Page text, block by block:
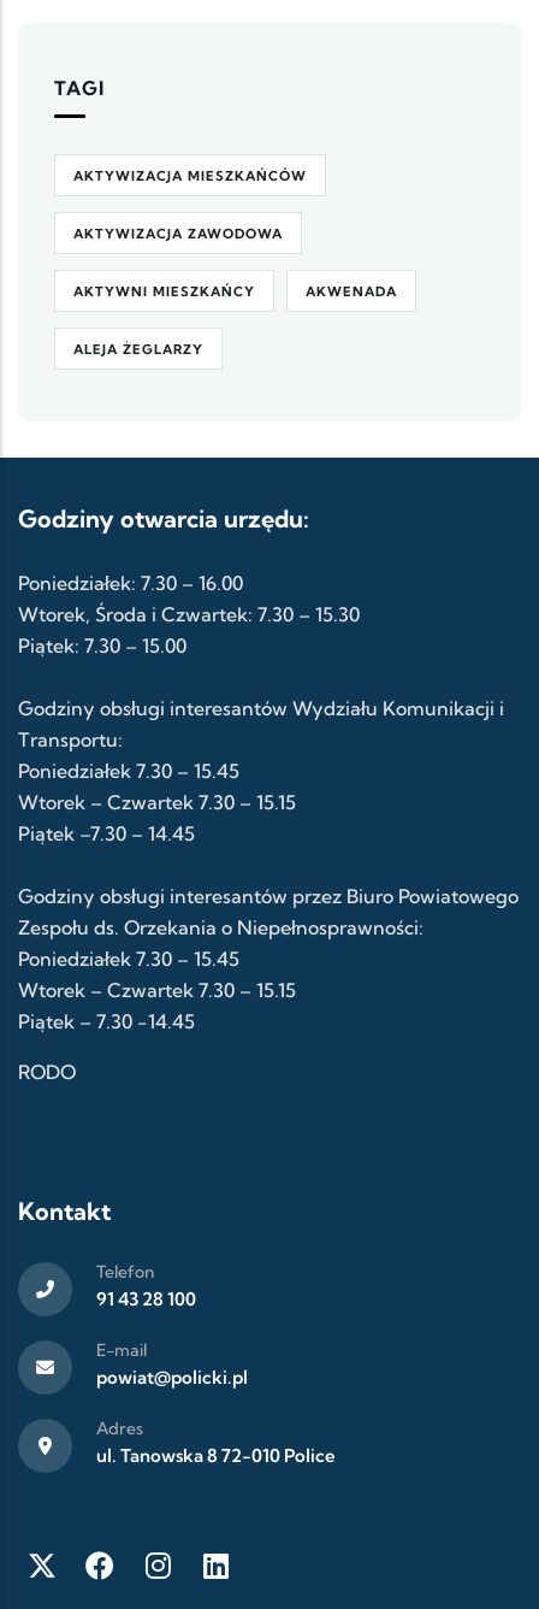
TAGI
AKTYWIZACJA MIESZKAŃCÓW
AKTYWIZACJA ZAWODOWA
AKTYWNI MIESZKAŃCY AKWENADA
ALEJA ŻEGLARZY
Godziny otwarcia urzędu:
Poniedziałek: 7.30 – 16.00
Wtorek, Środa i Czwartek: 7.30 – 15.30
Piątek: 7.30 – 15.00
Godziny obsługi interesantów Wydziału Komunikacji i
Transportu:
Poniedziałek 7.30 – 15.45
Wtorek – Czwartek 7.30 – 15.15
Piątek –7.30 – 14.45
Godziny obsługi interesantów przez Biuro Powiatowego
Zespołu ds. Orzekania o Niepełnosprawności:
Poniedziałek 7.30 – 15.45
Wtorek – Czwartek 7.30 – 15.15
Piątek – 7.30 -14.45
RODO
Kontakt
Telefon
91 43 28 100
E-mail
powiat@policki.pl
Adres
ul. Tanowska 8 72-010 Police